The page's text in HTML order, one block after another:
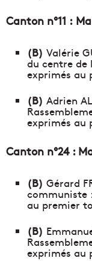
Canton n°11 :
(B) Valérie
du centre de
exprimés au
(B) Adrien
exprimés au
Canton n°24 :
(B) Gérard
communiste :
au premier
(B)
exprimés au